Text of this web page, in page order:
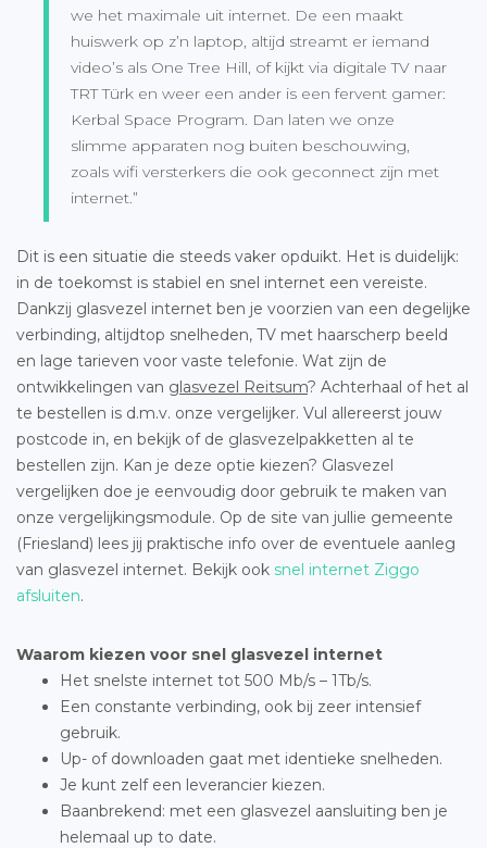
we het maximale uit internet. De een maakt
huiswerk op z’n laptop, altijd streamt er iemand
video’s als One Tree Hill, of kijkt via digitale TV naar
TRT Türk en weer een ander is een fervent gamer:
Kerbal Space Program. Dan laten we onze
slimme apparaten nog buiten beschouwing,
zoals wifi versterkers die ook geconnect zijn met
internet.”
Dit is een situatie die steeds vaker opduikt. Het is duidelijk:
in de toekomst is stabiel en snel internet een vereiste.
Dankzij glasvezel internet ben je voorzien van een degelijke
verbinding, altijdtop snelheden, TV met haarscherp beeld
en lage tarieven voor vaste telefonie. Wat zijn de
ontwikkelingen van glasvezel Reitsum? Achterhaal of het al
te bestellen is d.m.v. onze vergelijker. Vul allereerst jouw
postcode in, en bekijk of de glasvezelpakketten al te
bestellen zijn. Kan je deze optie kiezen? Glasvezel
vergelijken doe je eenvoudig door gebruik te maken van
onze vergelijkingsmodule. Op de site van jullie gemeente
(Friesland) lees jij praktische info over de eventuele aanleg
van glasvezel internet. Bekijk ook snel internet Ziggo
afsluiten.
Waarom kiezen voor snel glasvezel internet
Het snelste internet tot 500 Mb/s – 1Tb/s.
Een constante verbinding, ook bij zeer intensief
gebruik.
Up- of downloaden gaat met identieke snelheden.
Je kunt zelf een leverancier kiezen.
Baanbrekend: met een glasvezel aansluiting ben je
helemaal up to date.